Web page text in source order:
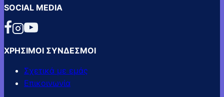
SOCIAL MEDIA
ΧΡΗΣΙΜΟΙ ΣΥΝΔΕΣΜΟΙ
Σχετικά με εμάς
Επικοινωνία